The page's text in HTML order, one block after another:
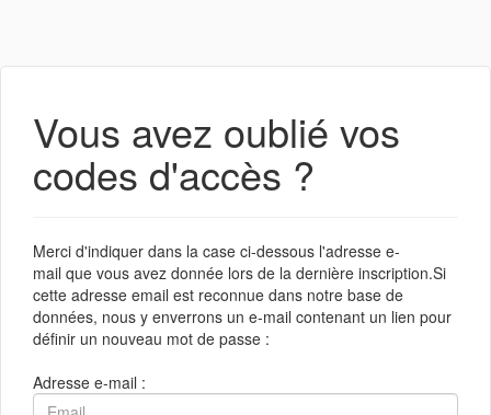
Vous avez oublié vos
codes d'accès ?
Merci d'indiquer dans la case ci-dessous l'adresse e-
mail que vous avez donnée lors de la dernière inscription.Si
cette adresse email est reconnue dans notre base de
données, nous y enverrons un e-mail contenant un lien pour
définir un nouveau mot de passe :
Adresse e-mail :